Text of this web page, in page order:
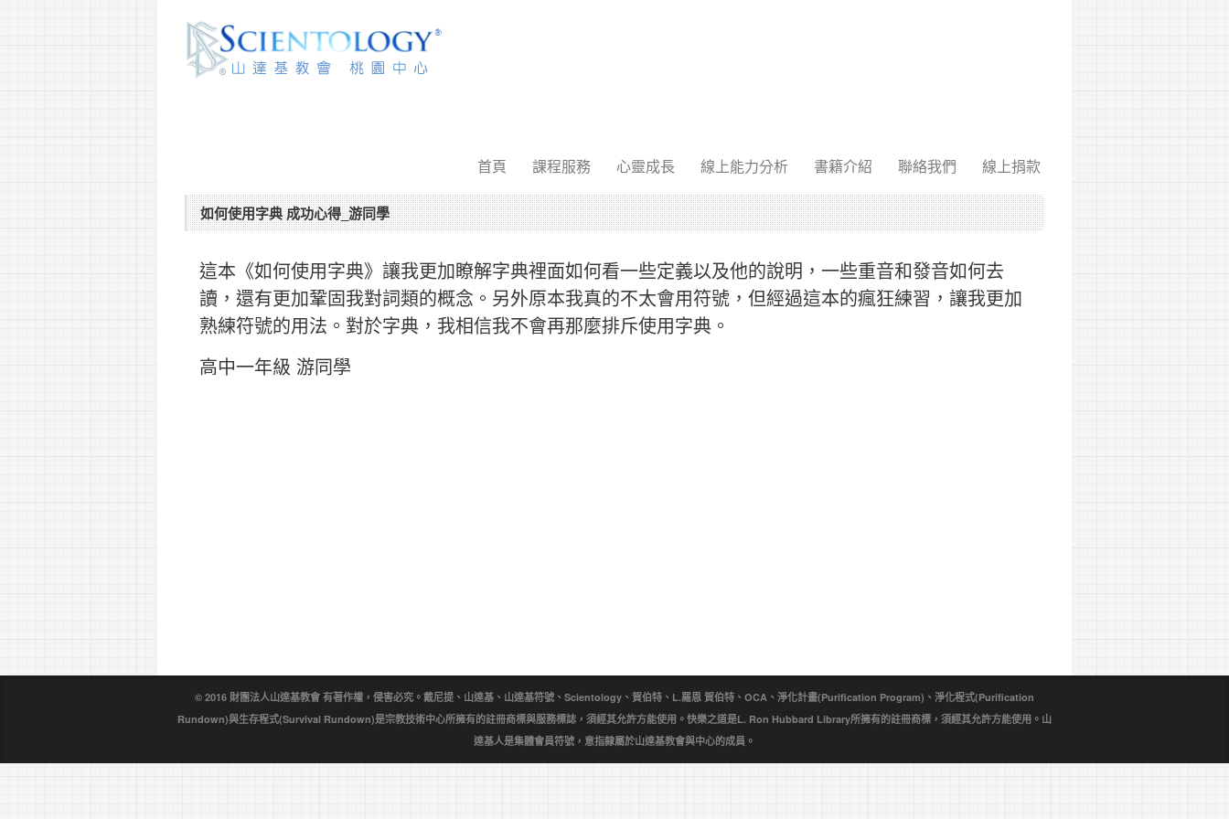
首頁 課程服務 心靈成長 線上能力分析 書籍介紹 聯絡我們 線上捐款
如何使用字典 成功心得_游同學
這本《如何使用字典》讓我更加瞭解字典裡面如何看一些定義以及他的說明，一些重音和發音如何去
讀，還有更加鞏固我對詞類的概念。另外原本我真的不太會用符號，但經過這本的瘋狂練習，讓我更加
熟練符號的用法。對於字典，我相信我不會再那麼排斥使用字典。
高中一年級 游同學
© 2016 財團法人山達基教會 有著作權，侵害必究。戴尼提、山達基、山達基符號、Scientology、賀伯特、L.羅恩 賀伯特、OCA、淨化計畫(Purification Program)、淨化程式(Purification
Rundown)與生存程式(Survival Rundown)是宗教技術中心所擁有的註冊商標與服務標誌，須經其允許方能使用。快樂之道是L. Ron Hubbard Library所擁有的註冊商標，須經其允許方能使用。山
達基人是集體會員符號，意指隸屬於山達基教會與中心的成員。